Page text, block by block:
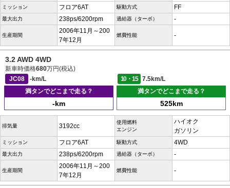
ミッション フロア6AT 駆動方式 FF
最大出力 238ps/6200rpm 過給器（ターボ） -
生産期間
2006年11月～200
7年12月
燃費性能 -
3.2 AWD 4WD
新車時価格680万円(税込)
JC08
-km/L 10・15
7.5km/L
満タンでどこまで走る？
-km
満タンでどこまで走る？
525km
排気量 3192cc
使用燃料
エンジン
ハイオク
ガソリン
ミッション フロア6AT 駆動方式 4WD
最大出力 238ps/6200rpm 過給器（ターボ） -
生産期間
2006年11月～200
7年12月
燃費性能 -